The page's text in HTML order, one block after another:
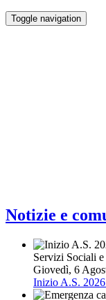
Toggle navigation
Notizie e
Servizi Sociali
Giovedì, 6
Inizio A.S.